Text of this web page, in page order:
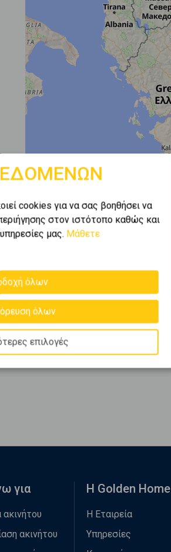
cookies για να σας βοηθήσει να
στον ιστότοπο καθώς και
μας. Μάθετε
όλων
όλων
επιλογές
για
ακινήτου
Η Golden Home
Η Εταιρεία
Υπηρεσίες